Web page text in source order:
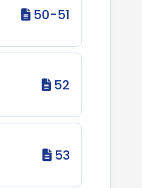
50-51
52
53